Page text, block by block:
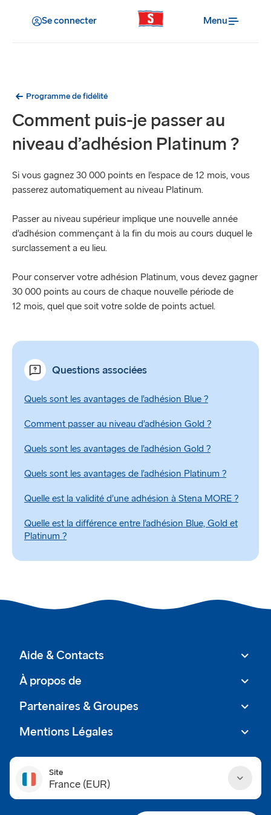
Se connecter Menu
Programme de fidélité
Comment puis-je passer au
niveau d’adhésion Platinum ?
Si vous gagnez 30 000 points en l’espace de 12 mois, vous
passerez automatiquement au niveau Platinum.
Passer au niveau supérieur implique une nouvelle année
d’adhésion commençant à la fin du mois au cours duquel le
surclassement a eu lieu.
Pour conserver votre adhésion Platinum, vous devez gagner
30 000 points au cours de chaque nouvelle période de
12 mois, quel que soit votre solde de points actuel.
Questions associées
Quels sont les avantages de l’adhésion Blue ?
Comment passer au niveau d’adhésion Gold ?
Quels sont les avantages de l’adhésion Gold ?
Quels sont les avantages de l’adhésion Platinum ?
Quelle est la validité d’une adhésion à Stena MORE ?
Quelle est la différence entre l’adhésion Blue, Gold et
Platinum ?
Aide & Contacts
À propos de
Partenaires & Groupes
Mentions Légales
Site
France (EUR)